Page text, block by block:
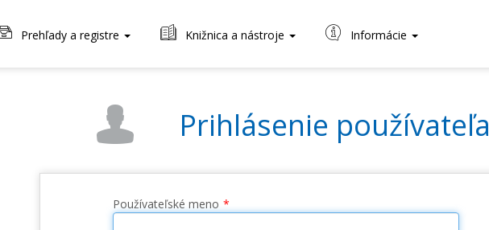
Prehľady a registre Knižnica a nástroje Informácie
Prihlásenie používateľa
Používateľské meno